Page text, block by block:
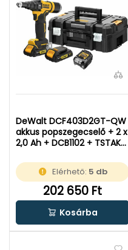
DeWalt DCF403D2GT-QW
akkus popszegecselő + 2 x
2,0 Ah + DCB1102 + TSTAK
Elérhető: 5 db
202 650 Ft
Kosárba